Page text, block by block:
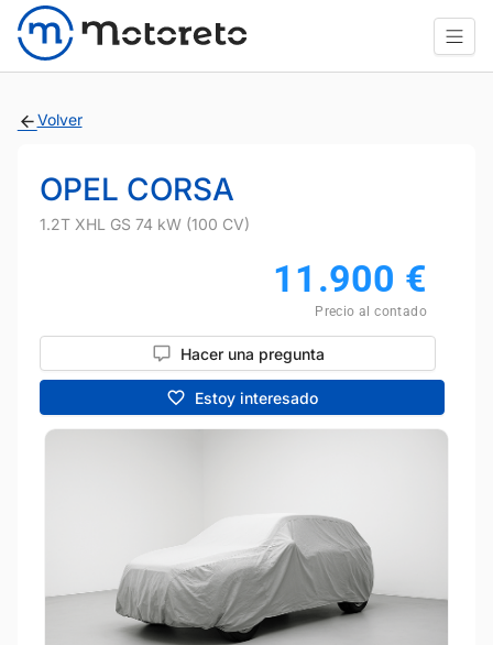
Volver
OPEL CORSA
1.2T XHL GS 74 kW (100 CV)
11.900 €
Precio al contado
Hacer una pregunta
Estoy interesado